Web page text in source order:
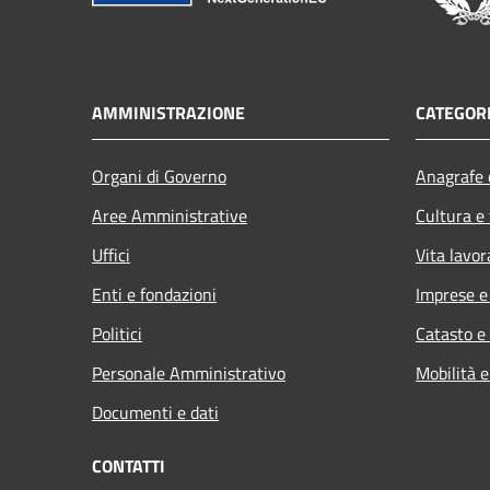
AMMINISTRAZIONE
Organi di Governo
Aree Amministrative
Uffici
Enti e fondazioni
Politici
Personale Amministrativo
Documenti e dati
Cultura
Vita
Imprese
Catasto
Mobilità
CONTATTI